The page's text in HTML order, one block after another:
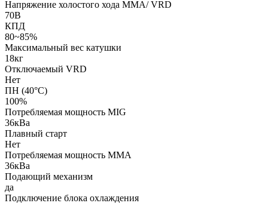
Напряжение холостого хода MMA/ VRD
70В
КПД
80~85%
Максимальный вес катушки
18кг
Отключаемый VRD
Нет
ПН (40°C)
100%
Потребляемая мощность MIG
36кВа
Плавный старт
Нет
Потребляемая мощность MMA
36кВа
Подающий механизм
да
Подключение блока охлаждения